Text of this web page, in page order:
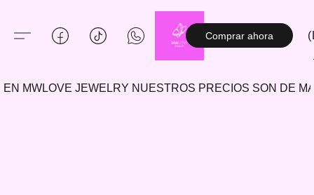
Comprar ahora
EN MWLOVE JEWELRY NUESTROS PRECIOS SON DE